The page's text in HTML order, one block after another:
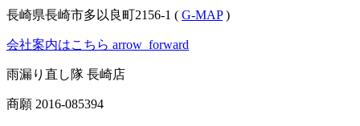
長崎県長崎市多以良町2156-1 ( G-MAP)
会社案内はこちら arrow_forward
雨漏り直し隊 長崎店
商願 2016-085394